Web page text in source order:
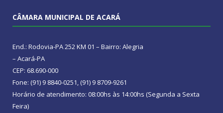
CÂMARA MUNICIPAL DE ACARÁ
End.: Rodovia-PA 252 KM 01 – Bairro: Alegria
– Acará-PA
CEP: 68.690-000
Fone: (91) 9 8840-0251, (91) 9 8709-9261
Horário de atendimento: 08:00hs às 14:00hs (Segunda a Sexta
Feira)